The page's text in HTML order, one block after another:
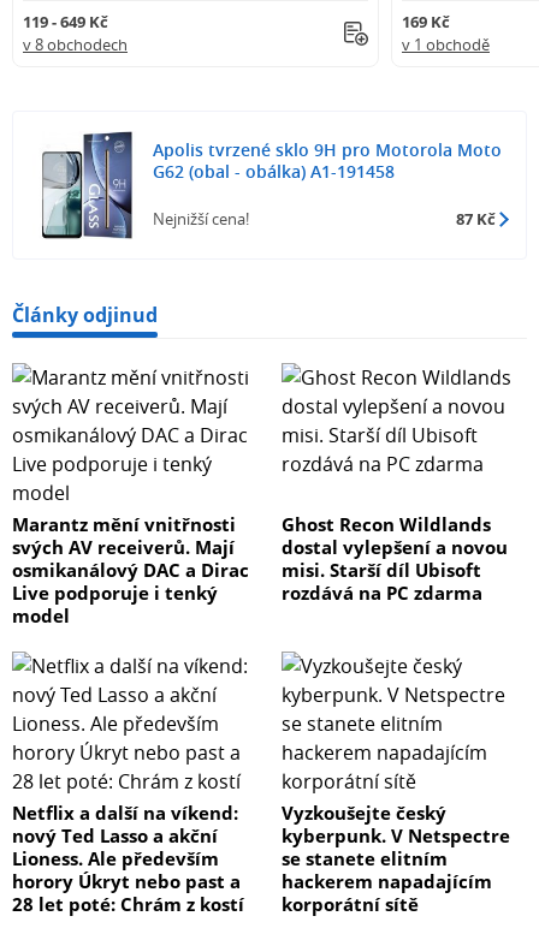
119 - 649 Kč
v 8 obchodech
169 Kč
v 1 obchodě
Apolis tvrzené sklo 9H pro Motorola Moto
G62 (obal - obálka) A1-191458
Nejnižší cena! 87 Kč
Články odjinud
Marantz mění vnitřnosti
svých AV receiverů. Mají
osmikanálový DAC a Dirac
Live podporuje i tenký
model
Ghost Recon Wildlands
dostal vylepšení a novou
misi. Starší díl Ubisoft
rozdává na PC zdarma
Netflix a další na víkend:
nový Ted Lasso a akční
Lioness. Ale především
horory Úkryt nebo past a
28 let poté: Chrám z kostí
Vyzkoušejte český
kyberpunk. V Netspectre
se stanete elitním
hackerem napadajícím
korporátní sítě